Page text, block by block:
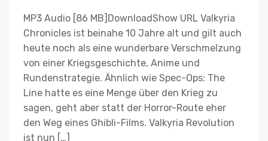
MP3 Audio [86 MB]DownloadShow URL Valkyria
Chronicles ist beinahe 10 Jahre alt und gilt auch
heute noch als eine wunderbare Verschmelzung
von einer Kriegsgeschichte, Anime und
Rundenstrategie. Ähnlich wie Spec-Ops: The
Line hatte es eine Menge über den Krieg zu
sagen, geht aber statt der Horror-Route eher
den Weg eines Ghibli-Films. Valkyria Revolution
ist nun […]